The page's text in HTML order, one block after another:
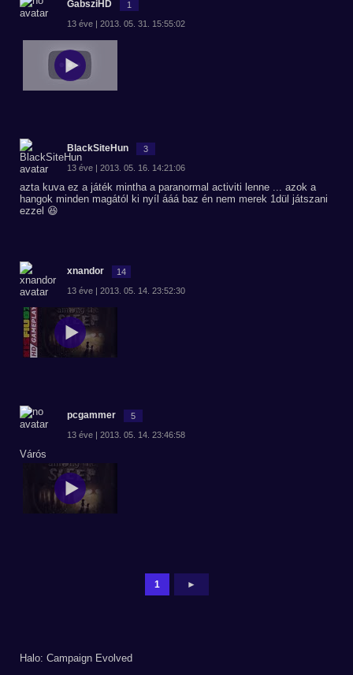
GabsziHD 1
13 éve | 2013. 05. 31. 15:55:02
BlackSiteHun 3
13 éve | 2013. 05. 16. 14:21:06
azta kuva ez a játék mintha a paranormal activiti lenne ... azok a
hangok minden magától ki nyíl ááá baz én nem merek 1dül játszani
ezzel 😆
xnandor 14
13 éve | 2013. 05. 14. 23:52:30
pcgammer 5
13 éve | 2013. 05. 14. 23:46:58
Várós
1 ►
Halo: Campaign Evolved